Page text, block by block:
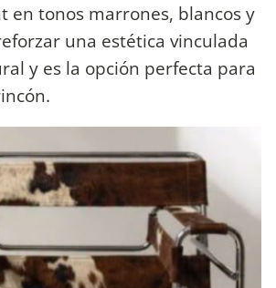
en tonos marrones, blancos y
una estética vinculada
y es la opción perfecta para